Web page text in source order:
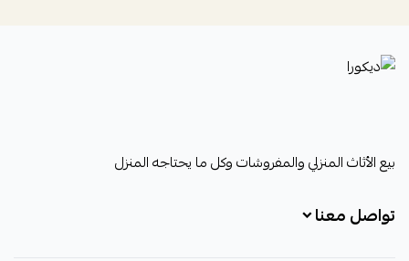
ديكورا
بيع الأثاث المنزلي والمفروشات وكل ما يحتاجه المنزل
تواصل معنا